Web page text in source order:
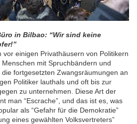
in Bilbao: “Wir sind keine
vor einigen Privathäusern von Politikern
mit Spruchbändern und
fortgesetzten Zwangsräumungen an
Politiker lauthals und oft bis zur
zu unternehmen. Diese Art der
man “Escrache”, und das ist es, was
als “Gefahr für die Demokratie”
eines gewählten Volksvertreters”